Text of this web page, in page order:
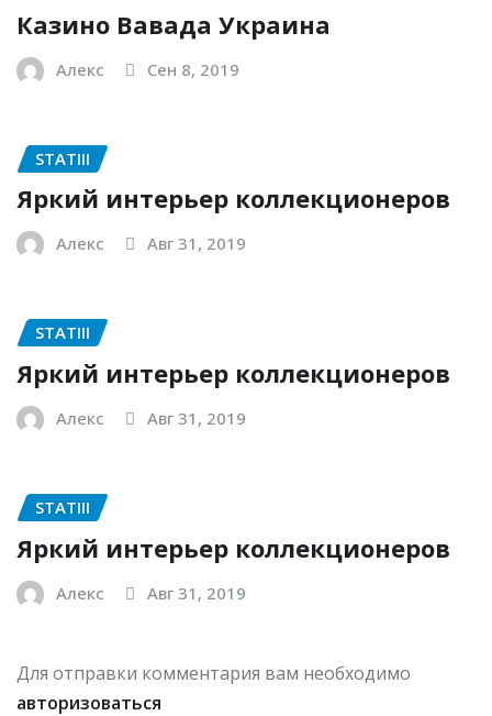
Казино Вавада Украина
Алекс Сен 8, 2019
STATIII
Яркий интерьер коллекционеров
Алекс Авг 31, 2019
STATIII
Яркий интерьер коллекционеров
Алекс Авг 31, 2019
STATIII
Яркий интерьер коллекционеров
Алекс Авг 31, 2019
Для отправки комментария вам необходимо
авторизоваться